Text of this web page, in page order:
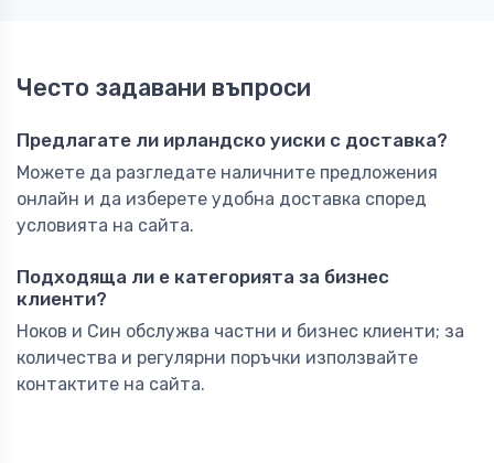
Често задавани въпроси
Предлагате ли ирландско уиски с доставка?
Можете да разгледате наличните предложения
онлайн и да изберете удобна доставка според
условията на сайта.
Подходяща ли е категорията за бизнес
клиенти?
Ноков и Син обслужва частни и бизнес клиенти; за
количества и регулярни поръчки използвайте
контактите на сайта.